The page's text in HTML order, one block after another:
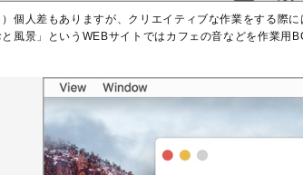
）個人差もありますが、クリエイティブな作業をする際
と風景」というWEBサイトではカフェの音などを作業